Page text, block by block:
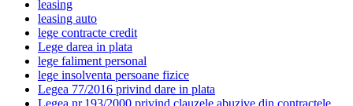
leasing
leasing auto
lege contracte credit
Lege darea in plata
lege faliment personal
lege insolventa persoane fizice
Legea 77/2016 privind dare in plata
Legea nr.193/2000 privind clauzele abuzive din contractele